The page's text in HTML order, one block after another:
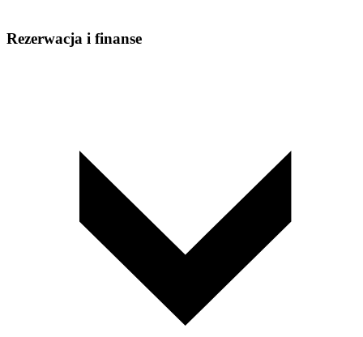
Rezerwacja i finanse